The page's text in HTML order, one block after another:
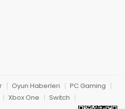
Oyun Haberleri
PC Gaming
Xbox One Switch